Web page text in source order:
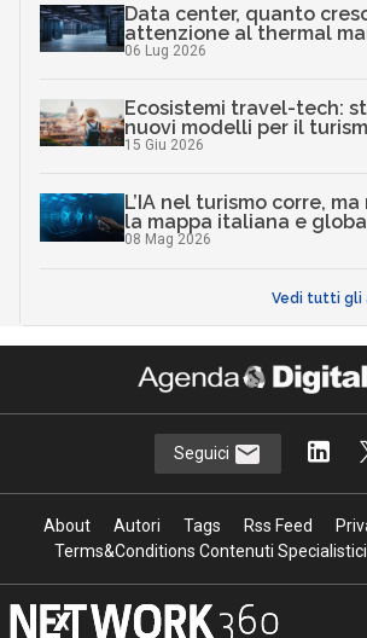
Data center, quanto
attenzione al thermal
06 Lug 2026
Ecosistemi travel-tech:
nuovi modelli per il
15 Giu 2026
L’IA nel turismo corre,
la mappa italiana e
08 Mag 2026
Vedi tutti gli
Seguici
About Autori Tags Rss Feed
Terms&Conditions Contenuti Specialistici